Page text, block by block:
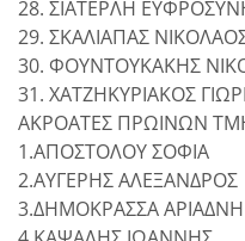
28. ΣΙΑΤΕΡΛΗ
29. ΣΚΑΛΙΑΠΑΣ
30. ΦΟΥΝΤΟΥΚΑΚΗΣ
31. ΧΑΤΖΗΚΥΡΙΑΚΟΣ
ΑΚΡΟΑΤΕΣ ΠΡΩΙΝΩΝ
1.ΑΠΟΣΤΟΛΟΥ ΣΟΦΙΑ
2.ΑΥΓΕΡΗΣ ΑΛΕΞΑΝΔΡΟΣ
3.ΔΗΜΟΚΡΑΣΣΑ ΑΡΙΑΔΝΗ